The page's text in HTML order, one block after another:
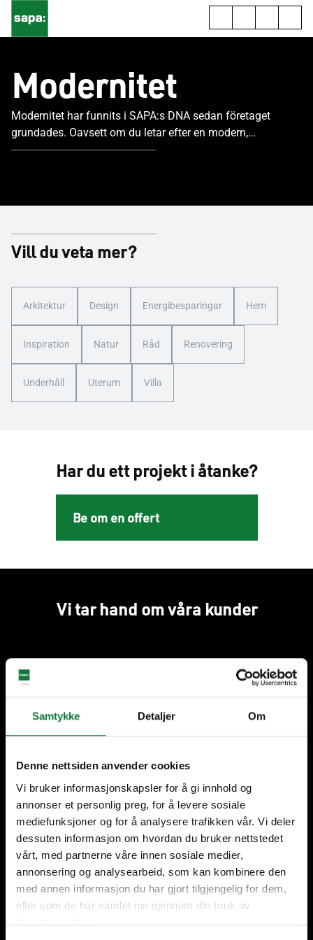
Samtykke Detaljer Om
Denne nettsiden anvender cookies
Vi bruker informasjonskapsler for å gi innhold og
annonser et personlig preg, for å levere sosiale
mediefunksjoner og for å analysere trafikken vår. Vi deler
dessuten informasjon om hvordan du bruker nettstedet
vårt, med partnerne våre innen sosiale medier,
annonsering og analysearbeid, som kan kombinere den
med annen informasjon du har gjort tilgjengelig for dem,
eller som de har samlet inn gjennom din bruk av
tjenestene deres.
Modernitet
Modernitet har funnits i SAPA:s DNA sedan företaget
grundades. Oavsett om du letar efter en modern,
karaktärsfull eller elegant design, kommer SAPA:s
Vill du veta mer?
Arkitektur Design Energibesparingar Hem
Inspiration Natur Råd Renovering
Underhåll Uterum Villa
Har du ett projekt i åtanke?
Be om en offert
Vi tar hand om våra kunder
Fokus på hållbarhet Support från start till slut
Våra lösningar
Skjut- och vikdörrar